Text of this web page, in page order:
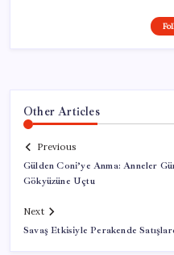
Other Articles
Previous
Gülden Coni’ye Anma: Anneler
Gökyüzüne Uçtu
Next
Savaş Etkisiyle Perakende